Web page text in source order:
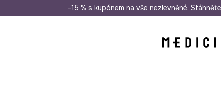
Doprava zdarma při nákupu nad 1 200 Kč
–15 % s kupónem na vše nezlevněné.